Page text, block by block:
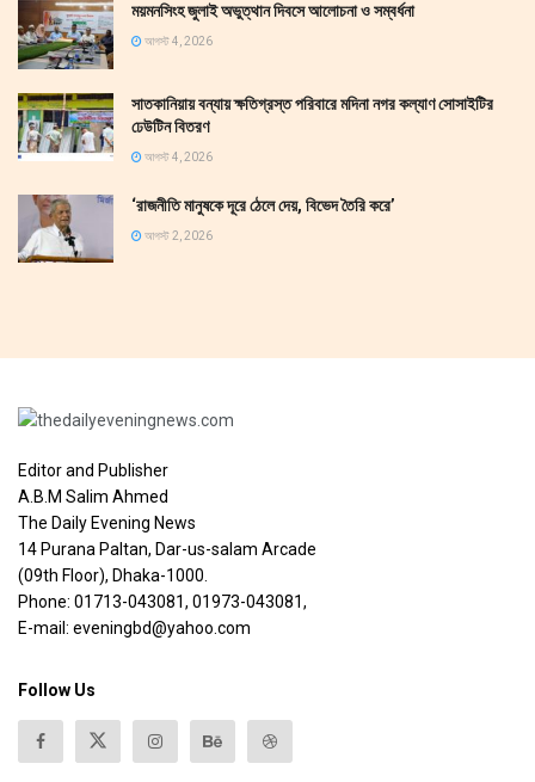
ময়মনসিংহ জুলাই অভুত্থান দিবসে আলোচনা ও সম্বর্ধনা
আগস্ট 4, 2026
সাতকানিয়ায় বন্যায় ক্ষতিগ্রস্ত পরিবারে মদিনা নগর কল্যাণ সোসাইটির
ঢেউটিন বিতরণ
আগস্ট 4, 2026
‘রাজনীতি মানুষকে দূরে ঠেলে দেয়, বিভেদ তৈরি করে’
আগস্ট 2, 2026
Editor and Publisher
A.B.M Salim Ahmed
The Daily Evening News
14 Purana Paltan, Dar-us-salam Arcade
(09th Floor), Dhaka-1000.
Phone: 01713-043081, 01973-043081,
E-mail: eveningbd@yahoo.com
Follow Us